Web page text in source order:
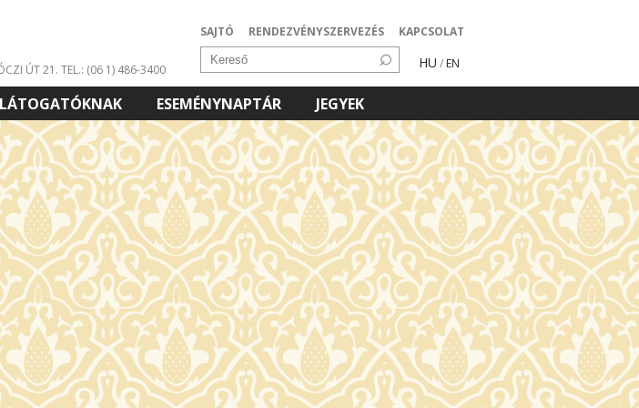
SAJTÓ RENDEZVÉNYSZERVEZÉS KAPCSOLAT
HU / EN
ÚT 21. TEL.: (06 1) 486-3400
LÁTOGATÓKNAK ESEMÉNYNAPTÁR
JEGYEK